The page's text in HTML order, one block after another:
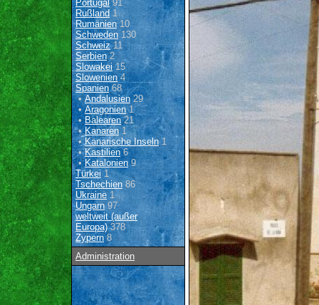
Portugal91
Rußland 1
Rumänien10
Schweden 130
Schweiz11
Serbien2
Slowakei15
Slowenien4
Spanien68
• Andalusien 29
•Aragonien1
•Balearen21
•Kanaren1
•Kanarische Inseln1
•Kastilien6
•Katalonien9
Türkei 1
Tschechien 86
Ukraine 1
Ungarn97
weltweit (außer
Europa)378
Zypern8
Administration